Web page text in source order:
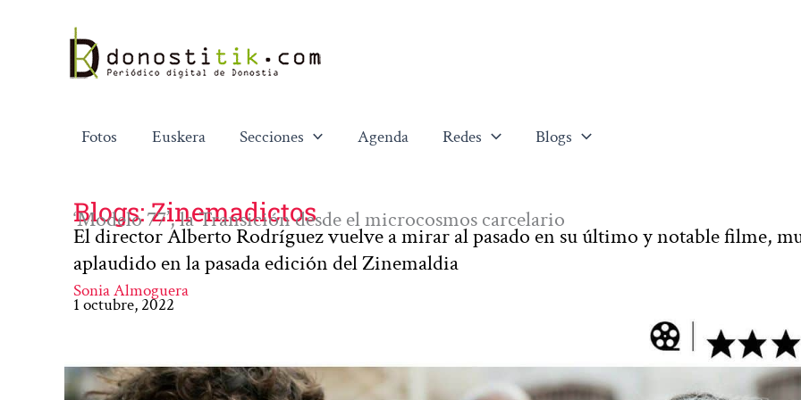
contenido
Fotos Euskera Secciones Agenda Redes Blogs
Blogs: Zinemadictos
‘Modelo 77’, la Transición desde el microcosmos carcelario
El director Alberto Rodríguez vuelve a mirar al pasado en su último y notable filme,
aplaudido en la pasada edición del Zinemaldia
Sonia Almoguera
1 octubre, 2022